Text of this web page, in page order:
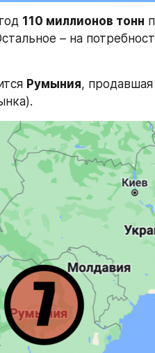
110 миллионов тонн
– на
Румыния, продавшая